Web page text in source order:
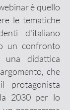
è quello
le tematiche
d'italiano
un confronto
una didattica
che
protagonista
2030 per lo